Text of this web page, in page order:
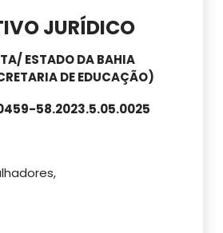
JURÍDICO
ESTADO DA BAHIA
DE EDUCAÇÃO)
58.2023.5.05.0025